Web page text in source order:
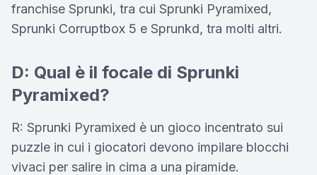
franchise Sprunki, tra cui Sprunki Pyramixed,
Sprunki Corruptbox 5 e Sprunkd, tra molti altri.
D: Qual è il focale di Sprunki
Pyramixed?
R: Sprunki Pyramixed è un gioco incentrato sui
puzzle in cui i giocatori devono impilare blocchi
vivaci per salire in cima a una piramide.